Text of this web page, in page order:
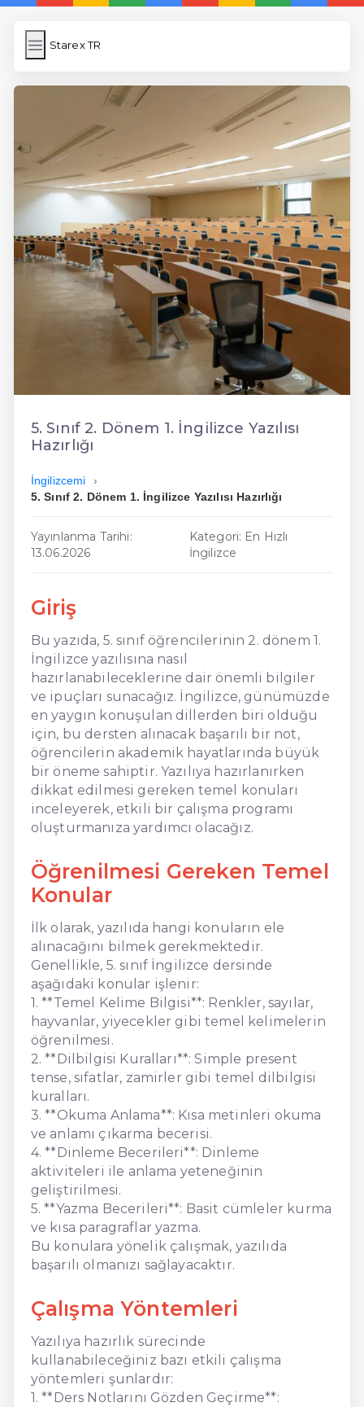
Starex TR
Starex TR
WP Cache
Anasayfa
5 Günde İngilizce
İngilizce
Dil Eğitimi
En Hızlı İngilizce
En Kolay İngilizce
En Uygun İngilizce
Hızlı İngilizce
5. Sınıf 2. Dönem 1. İngilizce Yazılısı
Hazırlığı
İngilizcemi
5. Sınıf 2. Dönem 1. İngilizce Yazılısı Hazırlığı
Yayınlanma Tarihi:
13.06.2026
Kategori: En Hızlı
İngilizce
Giriş
Bu yazıda, 5. sınıf öğrencilerinin 2. dönem 1.
İngilizce yazılısına nasıl
hazırlanabileceklerine dair önemli bilgiler
ve ipuçları sunacağız. İngilizce, günümüzde
en yaygın konuşulan dillerden biri olduğu
için, bu dersten alınacak başarılı bir not,
öğrencilerin akademik hayatlarında büyük
bir öneme sahiptir. Yazılıya hazırlanırken
dikkat edilmesi gereken temel konuları
inceleyerek, etkili bir çalışma programı
oluşturmanıza yardımcı olacağız.
Öğrenilmesi Gereken Temel
Konular
İlk olarak, yazılıda hangi konuların ele
alınacağını bilmek gerekmektedir.
Genellikle, 5. sınıf İngilizce dersinde
aşağıdaki konular işlenir:
1. **Temel Kelime Bilgisi**: Renkler, sayılar,
hayvanlar, yiyecekler gibi temel kelimelerin
öğrenilmesi.
2. **Dilbilgisi Kuralları**: Simple present
tense, sıfatlar, zamirler gibi temel dilbilgisi
kuralları.
3. **Okuma Anlama**: Kısa metinleri okuma
ve anlamı çıkarma becerisi.
4. **Dinleme Becerileri**: Dinleme
aktiviteleri ile anlama yeteneğinin
geliştirilmesi.
5. **Yazma Becerileri**: Basit cümleler kurma
ve kısa paragraflar yazma.
Bu konulara yönelik çalışmak, yazılıda
başarılı olmanızı sağlayacaktır.
Çalışma Yöntemleri
Yazılıya hazırlık sürecinde
kullanabileceğiniz bazı etkili çalışma
yöntemleri şunlardır:
1. **Ders Notlarını Gözden Geçirme**: